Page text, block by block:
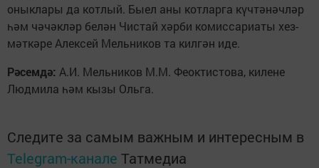
онык­ла­ры да кот­лый. Бы­ел аны кот­лар­га күч­тә­нәч­ләр
һәм чә­чәк­ләр бе­лән Чис­тай хәр­би ко­мис­са­ри­а­ты хез­
мәт­кә­ре Алек­сей Мель­ни­ков та кил­гән иде.
Рә­сем­дә: А.И. Мель­ни­ков М.М. Фе­ок­тис­то­ва, ки­ле­не
Люд­ми­ла һәм кы­зы Оль­га.
Следите за самым важным и интересным в
Telegram-канале Татмедиа